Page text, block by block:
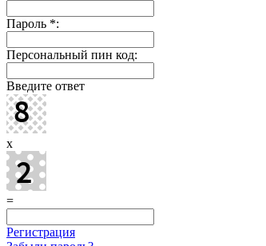
Пароль *:
Персональный пин код:
Введите ответ
x
=
Регистрация